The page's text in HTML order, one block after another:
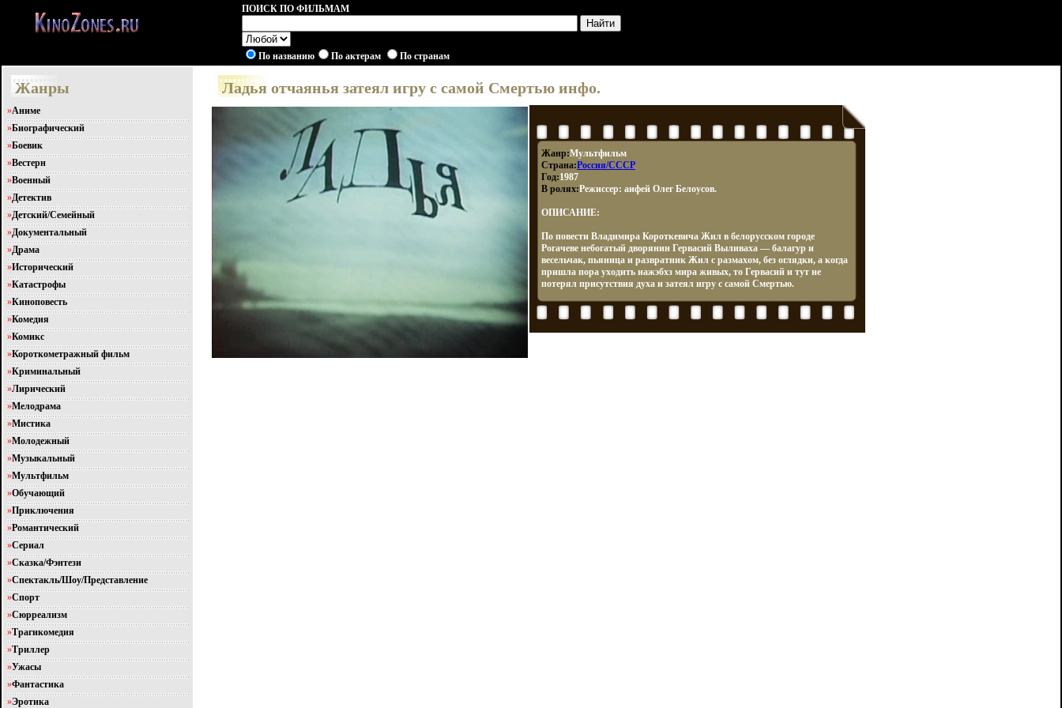
ПОИСК ПО ФИЛЬМАМ
По названию По актерам По странам
Жанры
»Аниме
»Биографический
»Боевик
»Вестерн
»Военный
»Детектив
»Детский/Семейный
»Документальный
»Драма
»Исторический
»Катастрофы
»Киноповесть
»Комедия
»Комикс
»Короткометражный фильм
»Криминальный
»Лирический
»Мелодрама
»Мистика
»Молодежный
»Музыкальный
»Мультфильм
»Обучающий
»Приключения
»Романтический
»Сериал
»Сказка/Фэнтези
»Спектакль/Шоу/Представление
»Спорт
»Сюрреализм
»Трагикомедия
»Триллер
»Ужасы
»Фантастика
»Эротика
Ладья отчаянья затеял игру с самой Смертью инфо.
Жанр:Мультфильм
Страна:Россия/СССР
Год:1987
В ролях:Режиссер: аифей Олег Белоусов.
ОПИСАНИЕ:
По повести Владимира Короткевича Жил в белорусском городе
Рогачеве небогатый дворянин Гервасий Выливаха — балагур и
весельчак, пьяница и развратник Жил с размахом, без оглядки, а когда
пришла пора уходить иажэбхз мира живых, то Гервасий и тут не
потерял присутствия духа и затеял игру с самой Смертью.